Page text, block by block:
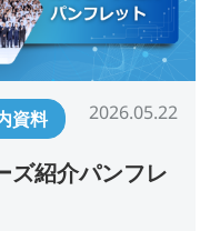
資料 2026.05.22
ズ紹介パンフレ